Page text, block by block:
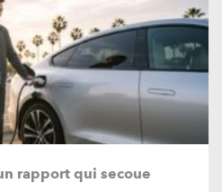
rapport qui secoue